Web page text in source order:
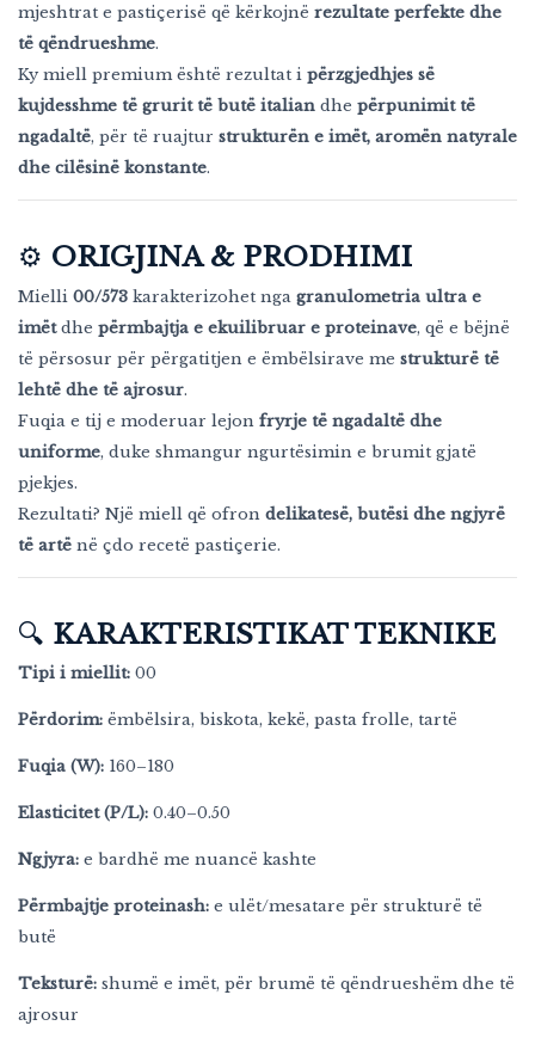
mjeshtrat e pastiçerisë që kërkojnë rezultate perfekte dhe
të qëndrueshme.
Ky miell premium është rezultat i përzgjedhjes së
kujdesshme të grurit të butë italian dhe përpunimit të
ngadaltë, për të ruajtur strukturën e imët, aromën natyrale
dhe cilësinë konstante.
⚙️ ORIGJINA & PRODHIMI
Mielli 00/573 karakterizohet nga granulometria ultra e
imëtdhe përmbajtja e ekuilibruar e proteinave, që e bëjnë
të përsosur për përgatitjen e ëmbëlsirave me strukturë të
lehtë dhe të ajrosur.
Fuqia e tij e moderuar lejon fryrje të ngadaltë dhe
uniforme, duke shmangur ngurtësimin e brumit gjatë
pjekjes.
Rezultati? Një miell që ofron delikatesë, butësi dhe ngjyrë
të artë në çdo recetë pastiçerie.
🔍 KARAKTERISTIKAT TEKNIKE
Tipi i miellit: 00
Përdorim: ëmbëlsira, biskota, kekë, pasta frolle, tartë
Fuqia (W): 160–180
Elasticitet (P/L): 0.40–0.50
Ngjyra: e bardhë me nuancë kashte
Përmbajtje proteinash: e ulët/mesatare për strukturë të
butë
Teksturë: shumë e imët, për brumë të qëndrueshëm dhe të
ajrosur